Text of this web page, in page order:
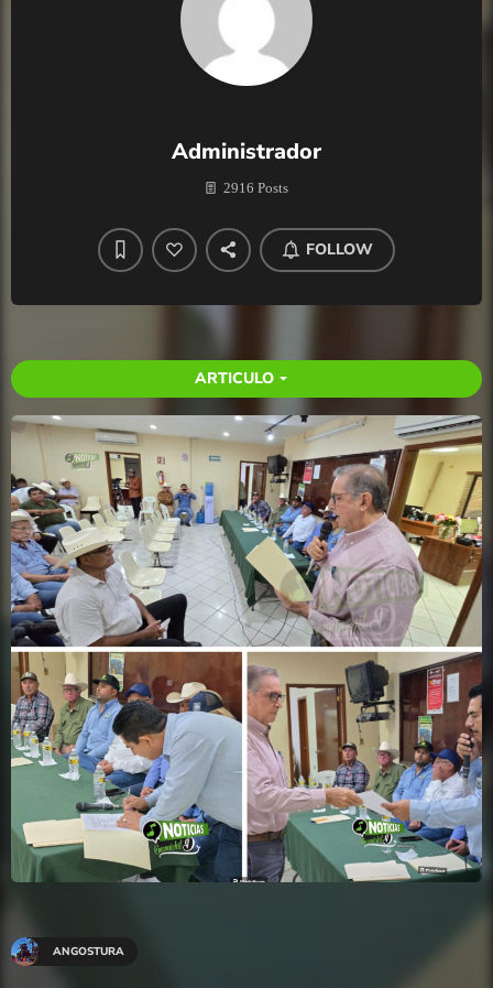
Administrador
2916 Posts
FOLLOW
ARTICULO arrow_drop_down
ANGOSTURA